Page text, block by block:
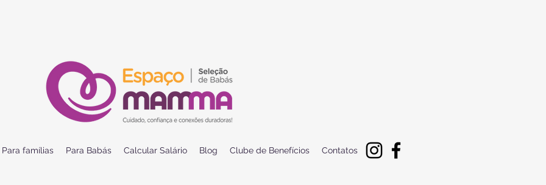
Para famílias Para Babás Calcular Salário Blog Clube de Benefícios Contatos